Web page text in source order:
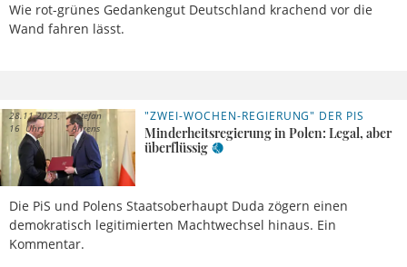
Wie rot-grünes Gedankengut Deutschland krachend vor die
Wand fahren lässt.
"ZWEI-WOCHEN-REGIERUNG" DER PIS
Minderheitsregierung in Polen: Legal, aber
überflüssig
Die PiS und Polens Staatsoberhaupt Duda zögern einen
demokratisch legitimierten Machtwechsel hinaus. Ein
Kommentar.
28.11.2023,
16 Uhr
Stefan
Ahrens